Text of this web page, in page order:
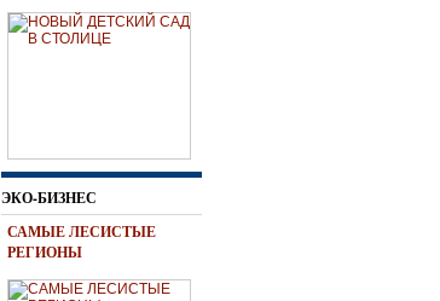
ЭКО-БИЗНЕС
САМЫЕ ЛЕСИСТЫЕ
РЕГИОНЫ